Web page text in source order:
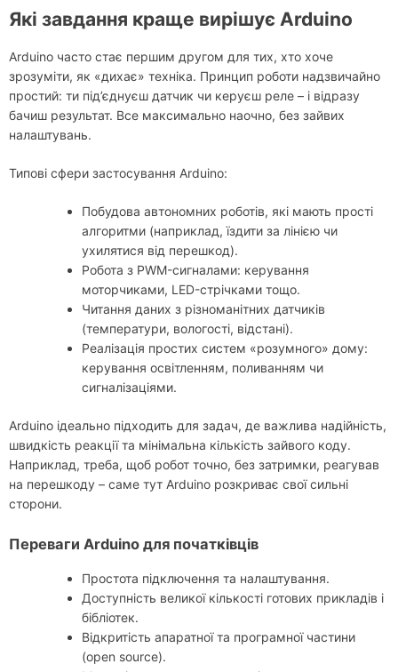
Які завдання краще вирішує Arduino
Arduino часто стає першим другом для тих, хто хоче
зрозуміти, як «дихає» техніка. Принцип роботи надзвичайно
простий: ти під’єднуєш датчик чи керуєш реле – і відразу
бачиш результат. Все максимально наочно, без зайвих
налаштувань.
Типові сфери застосування Arduino:
Побудова автономних роботів, які мають прості
алгоритми (наприклад, їздити за лінією чи
ухилятися від перешкод).
Робота з PWM-сигналами: керування
моторчиками, LED-стрічками тощо.
Читання даних з різноманітних датчиків
(температури, вологості, відстані).
Реалізація простих систем «розумного» дому:
керування освітленням, поливанням чи
сигналізаціями.
Arduino ідеально підходить для задач, де важлива надійність,
швидкість реакції та мінімальна кількість зайвого коду.
Наприклад, треба, щоб робот точно, без затримки, реагував
на перешкоду – саме тут Arduino розкриває свої сильні
сторони.
Переваги Arduino для початківців
Простота підключення та налаштування.
Доступність великої кількості готових прикладів і
бібліотек.
Відкритість апаратної та програмної частини
(open source).